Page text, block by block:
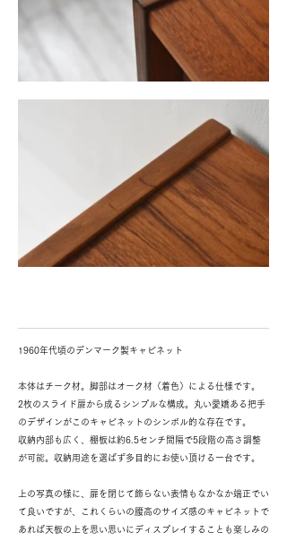
1960年代頃のデンマーク製キャビネット
本体はチーク材。脚部はオーク材（着色）による仕様です。
2枚のスライド扉から成るシンプルな構成。丸い愛嬌ある把手
のデザインがこのキャビネットのシンボル的な存在です。
収納内部も広く、棚板は約6.5センチ間隔で5段階の高さ調整
が可能。収納用途を選ばず多目的にお使い頂ける一台です。
上の写真の様に、扉を閉じて飾らない表情もなかなか端正でい
て良いですが、これくらいの腰高のサイズ感のキャビネットで
あれば天板の上を思い思いにディスプレイすることも楽しみの